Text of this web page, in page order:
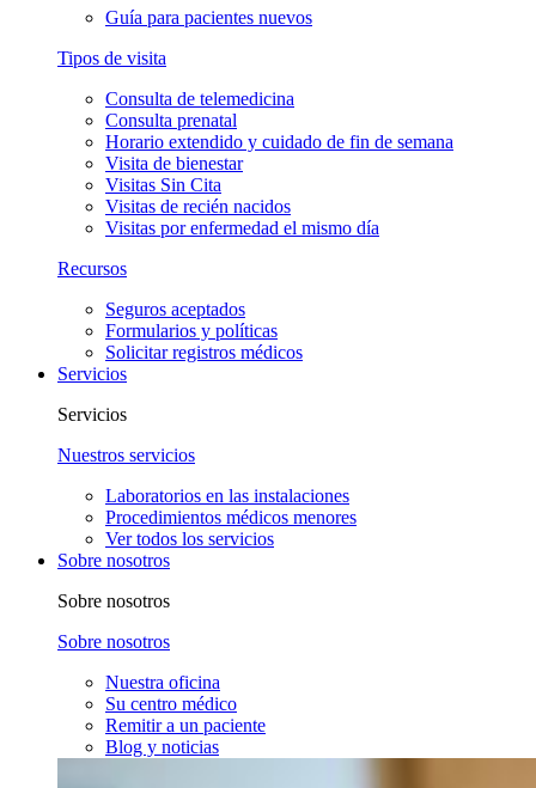
Guía para pacientes nuevos
Tipos de visita
Consulta de telemedicina
Consulta prenatal
Horario extendido y cuidado de fin de semana
Visita de bienestar
Visitas Sin Cita
Visitas de recién nacidos
Visitas por enfermedad el mismo día
Recursos
Seguros aceptados
Formularios y políticas
Solicitar registros médicos
Servicios
Servicios
Nuestros servicios
Laboratorios en las instalaciones
Procedimientos médicos menores
Ver todos los servicios
Sobre nosotros
Sobre nosotros
Sobre nosotros
Nuestra oficina
Su centro médico
Remitir a un paciente
Blog y noticias